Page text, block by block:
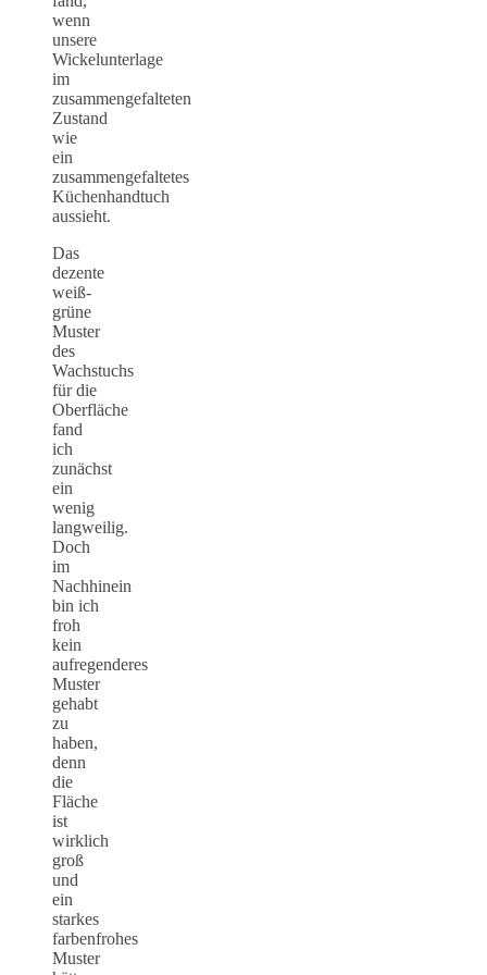
wenn
unsere
Wickelunterlage
im
zusammengefalteten
Zustand
wie
ein
zusammengefaltetes
Küchenhandtuch
aussieht.
Das
dezente
weiß-
grüne
Muster
des
Wachstuchs
für die
Oberfläche
fand
ich
zunächst
ein
wenig
langweilig.
Doch
im
Nachhinein
bin ich
froh
kein
aufregenderes
Muster
gehabt
zu
haben,
denn
die
Fläche
ist
wirklich
groß
und
ein
starkes
farbenfrohes
Muster